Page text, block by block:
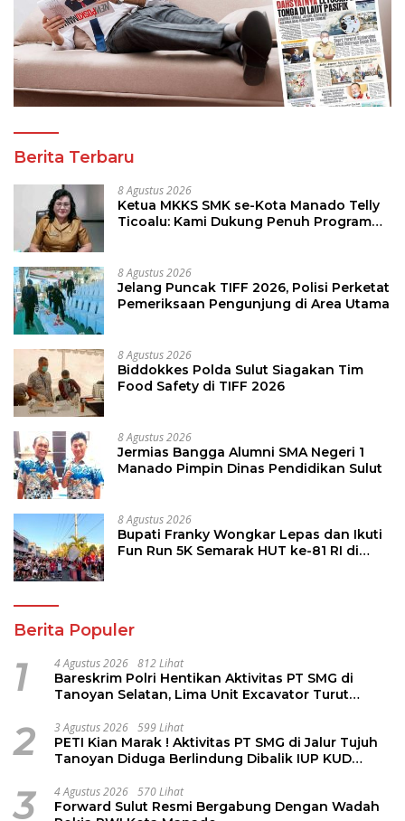
Berita Terbaru
8 Agustus 2026
Ketua MKKS SMK se-Kota Manado Telly
Ticoalu: Kami Dukung Penuh Program
8 Agustus 2026
Jelang Puncak TIFF 2026, Polisi Perketat
Pemeriksaan Pengunjung di Area Utama
8 Agustus 2026
Biddokkes Polda Sulut Siagakan Tim
Food Safety di TIFF 2026
8 Agustus 2026
Jermias Bangga Alumni SMA Negeri 1
Manado Pimpin Dinas Pendidikan Sulut
8 Agustus 2026
Bupati Franky Wongkar Lepas dan Ikuti
Fun Run 5K Semarak HUT ke-81 RI di
Berita Populer
1 4 Agustus 2026 812 Lihat
Bareskrim Polri Hentikan Aktivitas PT SMG di
Tanoyan Selatan, Lima Unit Excavator Turut
2 3 Agustus 2026 599 Lihat
PETI Kian Marak ! Aktivitas PT SMG di Jalur Tujuh
Tanoyan Diduga Berlindung Dibalik IUP KUD
3 4 Agustus 2026 570 Lihat
Forward Sulut Resmi Bergabung Dengan Wadah